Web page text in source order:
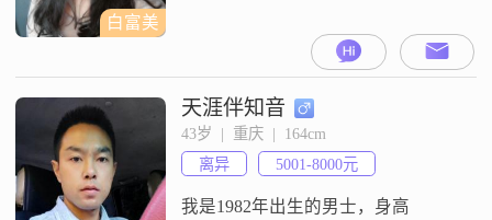
白富美
天涯伴知音
43岁  |  重庆  |  164cm
离异
5001-8000元
我是1982年出生的男士，身高